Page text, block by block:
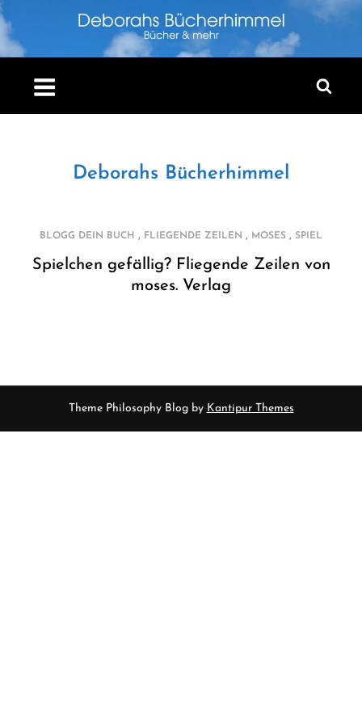
Skip
to
content
Deborahs Bücherhimmel
BLOGG DEIN BUCH , FLIEGENDE ZEILEN , MOSES , SPIEL
Spielchen gefällig? Fliegende Zeilen von
moses. Verlag
Theme Philosophy Blog by Kantipur Themes